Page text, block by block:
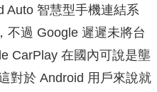
Auto 智慧型手機連結系
不過 Google 遲遲未將台
CarPlay 在國內可說是壟
對於 Android 用戶來說就